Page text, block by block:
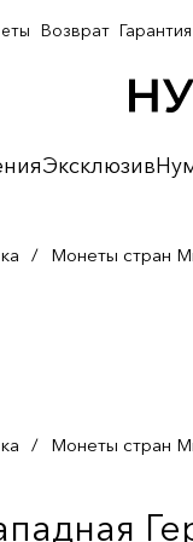
Эксклюзив
Возврат
/ Монеты стран
/ Монеты стран